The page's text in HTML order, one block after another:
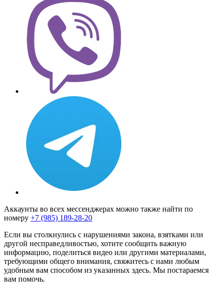
Аккаунты во всех мессенджерах можно также найти по
номеру +7 (985) 189-28-20
Если вы столкнулись с нарушениями закона, взятками или
другой несправедливостью, хотите сообщить важную
информацию, поделиться видео или другими материалами,
требующими общего внимания, свяжитесь с нами любым
удобным вам способом из указанных здесь. Мы постараемся
вам помочь.